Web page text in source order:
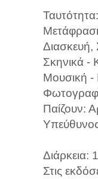
Ταυτότητα:
Διασκευή,
Σκηνικά -
Μουσική -
Παίζουν:
Διάρκεια:
Στις